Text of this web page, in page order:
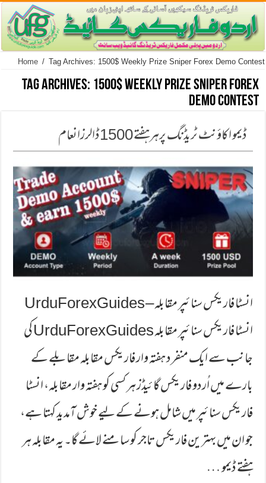
Home / Tag Archives: 1500$ Weekly Prize Sniper Forex Demo Contest
Tag Archives: 1500$ Weekly Prize Sniper Forex
Demo Contest
ڈیمو اكاؤنٹ ٹریڈنگ پرہرہفتے 1500ڈالرزانعام
انسٹا فاریکس سنائپر مقابلہ – UrduForexGuides
انسٹا فاریکس سنائپر مقابلہ UrduForexGuides کی
جانب سے ایک منفرد ہفتہ وار فاریکس مقابلہ مقابلے کے
بارے میں اُردو فاریکس گائیڈز ہر کسی کو ہفتہ وار مقابلہ، انسٹا
فاریکس سنائپر میں شامل ہونے کے لیے خوش آمدید کہتا ہے،
جو ان میں بہترین فاریکس تاجر کو سامنے لائے گا۔ یہ مقابلہ ہر
ہفتے ڈیمو …